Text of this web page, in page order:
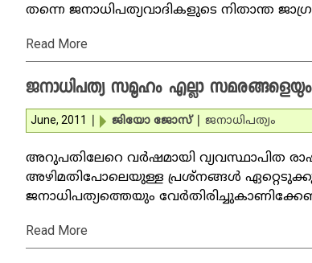
തന്നെ ജനാധിപത്യവാദികളുടെ നിതാന്ത
Read More
ജനാധിപത്യ സമൂഹം എല്ലാ
June, 2011 ജിയോ ജോസ്‌ ജനാധിപത്യം
അറുപതിലേറെ വര്‍ഷമായി വ്യവസ്ഥാപിത
അഴിമതിപോലെയുള്ള പ്രശ്‌നങ്ങള്‍
ജനാധിപത്യത്തെയും
Read More